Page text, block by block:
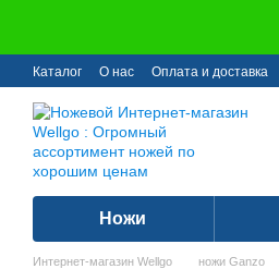
Каталог О нас Оплата и доставка
Ножи
Интернет-магазин Wellgo ножи Ganzo